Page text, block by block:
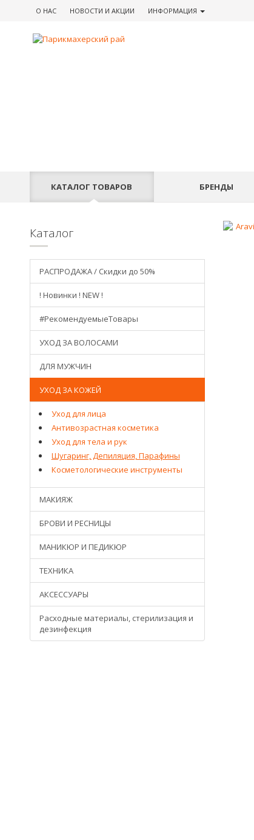
О НАС НОВОСТИ И АКЦИИ ИНФОРМАЦИЯ
КАТАЛОГ ТОВАРОВ БРЕНДЫ
Каталог
РАСПРОДАЖА / Скидки до 50%
! Новинки ! NEW !
#РекомендуемыеТовары
УХОД ЗА ВОЛОСАМИ
ДЛЯ МУЖЧИН
УХОД ЗА КОЖЕЙ
Уход для лица
Антивозрастная косметика
Уход для тела и рук
Шугаринг, Депиляция, Парафины
Косметологические инструменты
МАКИЯЖ
БРОВИ И РЕСНИЦЫ
МАНИКЮР И ПЕДИКЮР
ТЕХНИКА
АКСЕССУАРЫ
Расходные материалы, стерилизация и
дезинфекция